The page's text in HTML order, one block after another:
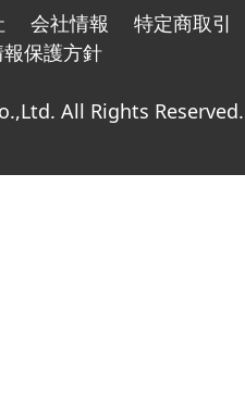
会社情報
特定商取引
保護方針
All Rights Reserved.